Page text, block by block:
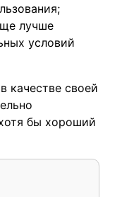
лучше
условий
качестве своей
бы хороший